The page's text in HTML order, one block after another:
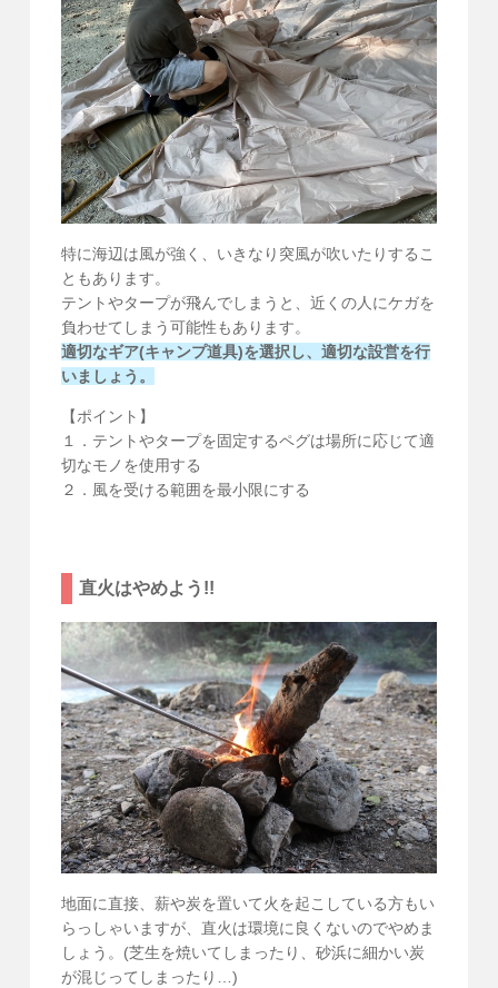
特に海辺は風が強く、いきなり突風が吹いたりするこ
ともあります。
テントやタープが飛んでしまうと、近くの人にケガを
負わせてしまう可能性もあります。
適切なギア(キャンプ道具)を選択し、適切な設営を行
いましょう。
【ポイント】
１．テントやタープを固定するペグは場所に応じて適
切なモノを使用する
２．風を受ける範囲を最小限にする
直火はやめよう!!
地面に直接、薪や炭を置いて火を起こしている方もい
らっしゃいますが、直火は環境に良くないのでやめま
しょう。(芝生を焼いてしまったり、砂浜に細かい炭
が混じってしまったり…)